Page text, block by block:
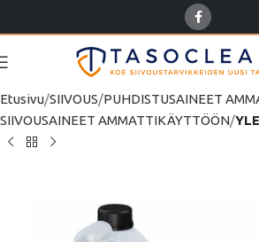
Etusivu SIIVOUS PUHDISTUSAINEET
SIIVOUSAINEET AMMATTIKÄYTTÖÖN